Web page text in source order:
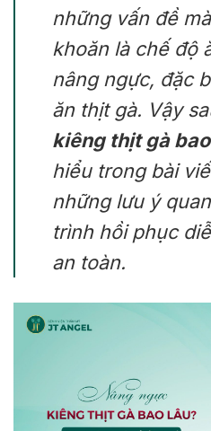
những vấn đề
khoăn là chế độ
nâng ngực, đặc
ăn thịt gà. Vậy
kiêng thịt gà
hiểu trong bài
những lưu ý
trình hồi phục
an toàn.